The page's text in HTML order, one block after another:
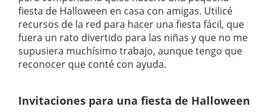
fiesta de Halloween en casa con amigas. Utilicé
recursos de la red para hacer una fiesta fácil, que
fuera un rato divertido para las niñas y que no me
supusiera muchísimo trabajo, aunque tengo que
reconocer que conté con ayuda.
Invitaciones para una fiesta de Halloween